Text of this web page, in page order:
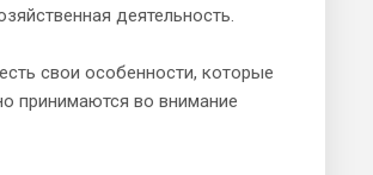
деятельность.
свои особенности, которые
принимаются во внимание